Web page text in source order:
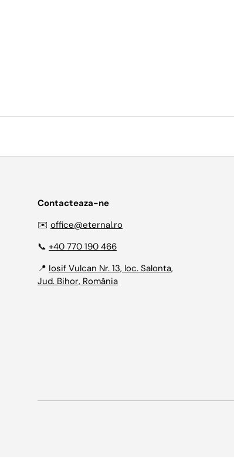
Contacteaza-ne
✉️ office@eternal.ro
📞 +40 770 190 466
📍 Iosif Vulcan Nr. 13, loc. Salonta,
Jud. Bihor, România